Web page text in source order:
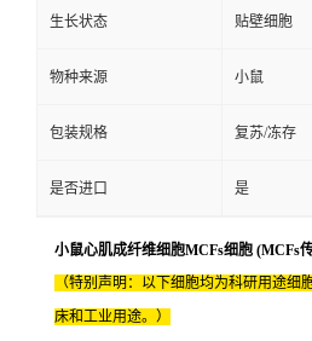
生长状态 贴壁细胞
物种来源 小鼠
包装规格 复苏/冻存
是否进口 是
小鼠心肌成纤维细胞MCFs细胞 (MCFs
（特别声明：以下细胞均为科研用途细
床和工业用途。）